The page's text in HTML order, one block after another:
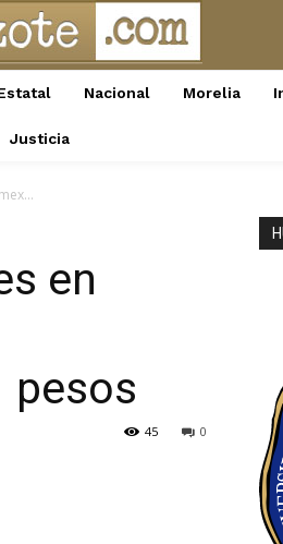
Nacional Morelia
Justicia
en
pesos
0
45